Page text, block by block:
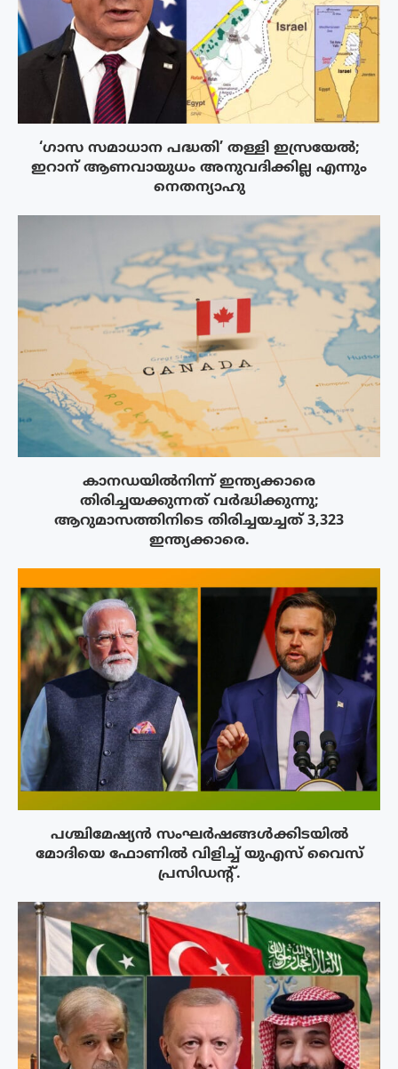
‘ഗാസ സമാധാന പദ്ധതി’ തള്ളി ഇസ്രയേൽ;
ഇറാന് ആണവായുധം അനുവദിക്കില്ല എന്നും
നെതന്യാഹു
കാനഡയിൽനിന്ന് ഇന്ത്യക്കാരെ
തിരിച്ചയക്കുന്നത് വർദ്ധിക്കുന്നു;
ആറുമാസത്തിനിടെ തിരിച്ചയച്ചത് 3,323
ഇന്ത്യക്കാരെ.
പശ്ചിമേഷ്യന്‍ സംഘര്‍ഷങ്ങള്‍ക്കിടയിൽ
മോദിയെ ഫോണില്‍ വിളിച്ച് യുഎസ് വൈസ്
പ്രസിഡന്റ്.